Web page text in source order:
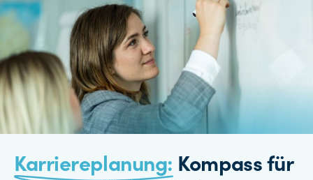
Karriereplanung: Kompass für